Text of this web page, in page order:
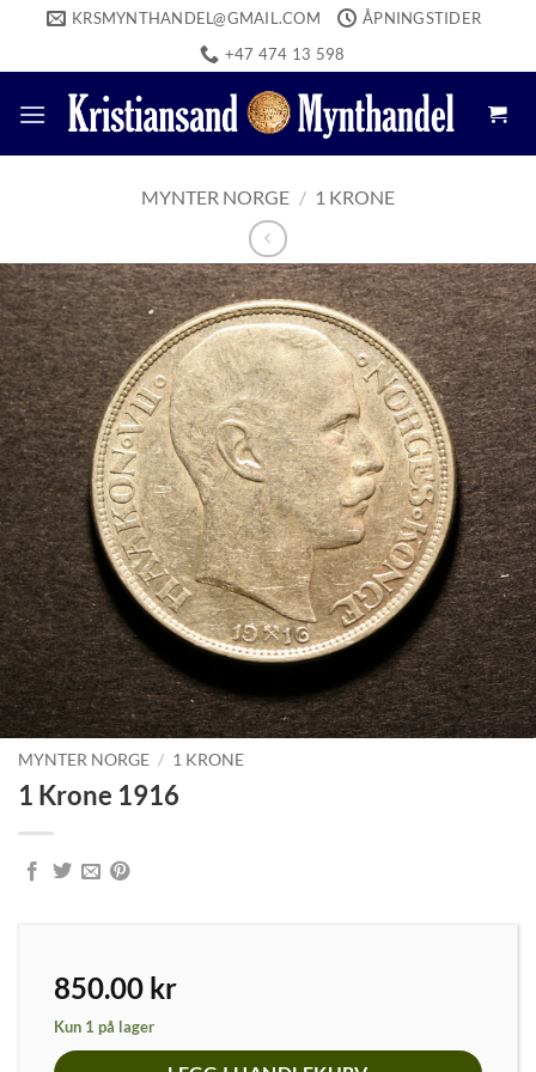
content
KRSMYNTHANDEL@GMAIL.COM
ÅPNINGSTIDER
+47 474 13 598
MYNTER NORGE / 1 KRONE
MYNTER NORGE / 1 KRONE
1 Krone 1916
850.00 kr
Kun 1 på lager